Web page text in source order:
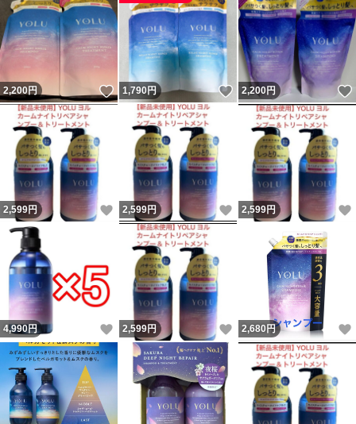
2,200円 いいね！
1,790円 いいね！
2,200円
2,599円 いいね！
2,599円 いいね！
2,599円
4,990円 いいね！
2,599円 いいね！
2,680 円